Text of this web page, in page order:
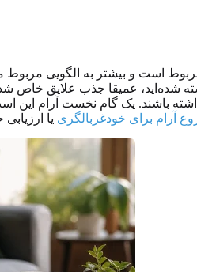
است و بیشتر به الگویی
عمیقا جذب علایق خاص
باشند. یک گام نخست آرام
آرام برای خودغربالگری